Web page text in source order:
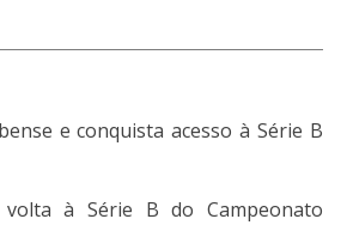
e conquista acesso à Série B
à Série B do Campeonato